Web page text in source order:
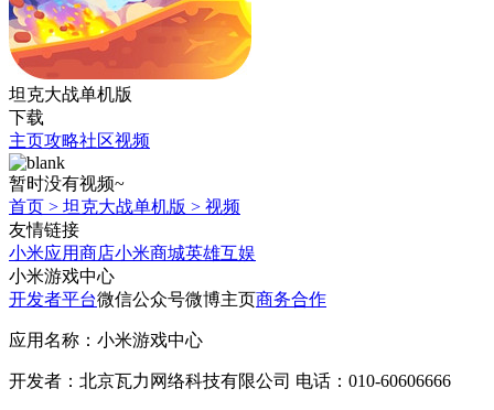
坦克大战单机版
下载
主页攻略社区视频
暂时没有视频~
首页 > 坦克大战单机版 > 视频
友情链接
小米应用商店小米商城英雄互娱
小米游戏中心
开发者平台微信公众号微博主页商务合作
应用名称：小米游戏中心
开发者：北京瓦力网络科技有限公司 电话：010-60606666